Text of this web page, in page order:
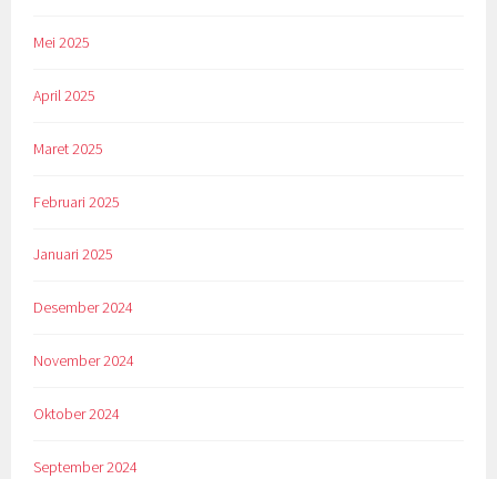
Mei 2025
April 2025
Maret 2025
Februari 2025
Januari 2025
Desember 2024
November 2024
Oktober 2024
September 2024